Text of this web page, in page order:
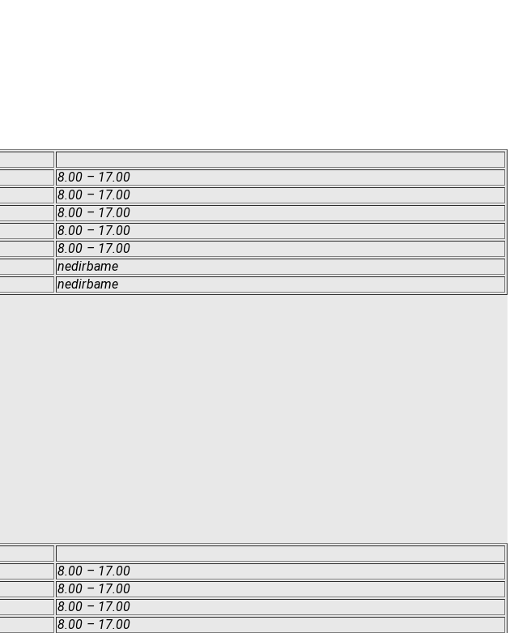
8.00 – 17.00
8.00 – 17.00
8.00 – 17.00
8.00 – 17.00
8.00 – 17.00
nedirbame
nedirbame
8.00 – 17.00
8.00 – 17.00
8.00 – 17.00
8.00 – 17.00